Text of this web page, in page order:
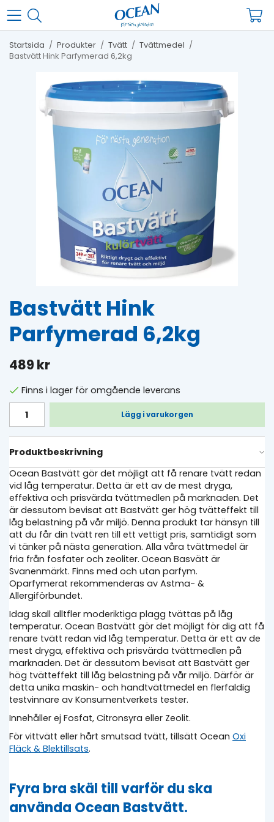
Startsida / Produkter / Tvätt / Tvättmedel /
Bastvätt Hink Parfymerad 6,2kg
Bastvätt Hink
Parfymerad 6,2kg
489 kr
Finns i lager för omgående leverans
Lägg i varukorgen
Produktbeskrivning
Ocean Bastvätt gör det möjligt att få renare tvätt redan
vid låg temperatur. Detta är ett av de mest dryga,
effektiva och prisvärda tvättmedlen på marknaden. Det
är dessutom bevisat att Bastvätt ger hög tvätteffekt till
låg belastning på vår miljö. Denna produkt tar hänsyn till
att du får din tvätt ren till ett vettigt pris, samtidigt som
vi tänker på nästa generation. Alla våra tvättmedel är
fria från fosfater och zeoliter. Ocean Basvätt är
Svanenmärkt. Finns med och utan parfym.
Oparfymerat rekommenderas av Astma- &
Allergiförbundet.
Idag skall alltfler moderiktiga plagg tvättas på låg
temperatur. Ocean Bastvätt gör det möjligt för dig att få
renare tvätt redan vid låg temperatur. Detta är ett av de
mest dryga, effektiva och prisvärda tvättmedlen på
marknaden. Det är dessutom bevisat att Bastvätt ger
hög tvätteffekt till låg belastning på vår miljö. Därför är
detta unika maskin- och handtvättmedel en flerfaldig
testvinnare av Konsumentverkets tester.
Innehåller ej Fosfat, Citronsyra eller Zeolit.
För vittvätt eller hårt smutsad tvätt, tillsätt Ocean Oxi
Fläck & Blektillsats.
Fyra bra skäl till varför du ska
använda Ocean Bastvätt.